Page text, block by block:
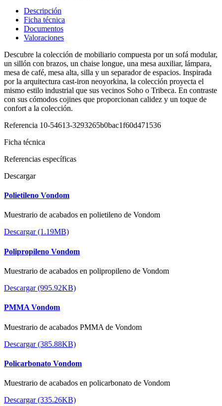
Descripción
Ficha técnica
Documentos
Valoraciones
Descubre la colección de mobiliario compuesta por un sofá modular,
un sillón con brazos, un chaise longue, una mesa auxiliar, lámpara,
mesa de café, mesa alta, silla y un separador de espacios. Inspirada
por la arquitectura cast-iron neoyorkina, la colección proyecta el
mismo estilo industrial que sus vecinos Soho o Tribeca. En contraste
con sus cómodos cojines que proporcionan calidez y un toque de
confort a la colección.
Referencia 10-54613-3293265b0bac1f60d471536
Ficha técnica
Referencias específicas
Descargar
Polietileno Vondom
Muestrario de acabados en polietileno de Vondom
Descargar (1.19MB)
Polipropileno Vondom
Muestrario de acabados en polipropileno de Vondom
Descargar (995.92KB)
PMMA Vondom
Muestrario de acabados PMMA de Vondom
Descargar (385.88KB)
Policarbonato Vondom
Muestrario de acabados en policarbonato de Vondom
Descargar (335.26KB)